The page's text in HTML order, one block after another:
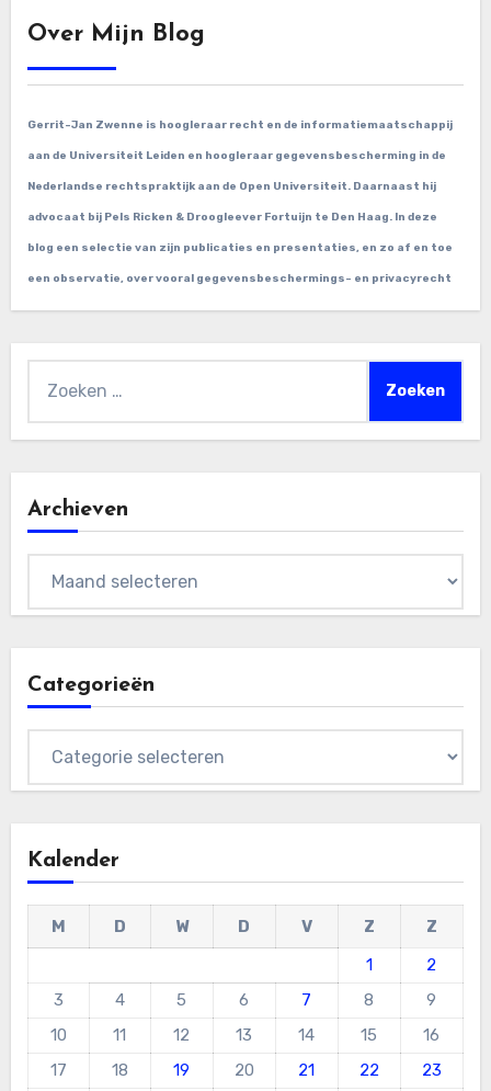
Over Mijn Blog
Gerrit-Jan Zwenne is hoogleraar recht en de informatiemaatschappij
aan de Universiteit Leiden en hoogleraar gegevensbescherming in de
Nederlandse rechtspraktijk aan de Open Universiteit. Daarnaast hij
advocaat bij Pels Ricken & Droogleever Fortuijn te Den Haag. In deze
blog een selectie van zijn publicaties en presentaties, en zo af en toe
een observatie, over vooral gegevensbeschermings- en privacyrecht
Archieven
Categorieën
Kalender
M D W D V Z
Z
1
2
3
4 5 6 7 8
9
10
11 12 13 14 15
16
17
18 19 20 21 22 23